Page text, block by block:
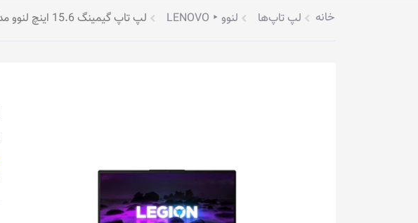
خانه لپ تاپ‌ها لنوو ‣ LENOVO لپ تاپ گیمینگ 15.6 اینچ لنوو مدل Legion 5 15ITH6H-3VAX